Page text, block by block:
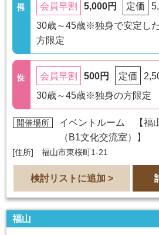
会員早割 5,000円 定価
30歳～45歳※独身で安定し
方限定
会員早割 500円 定価
30歳～45歳※独身の方限定
開催場所 イベントルーム 【福
（B1文化交流室）
】
[住所] 福山市東桜町1-21
検討リストに追加 >
福山